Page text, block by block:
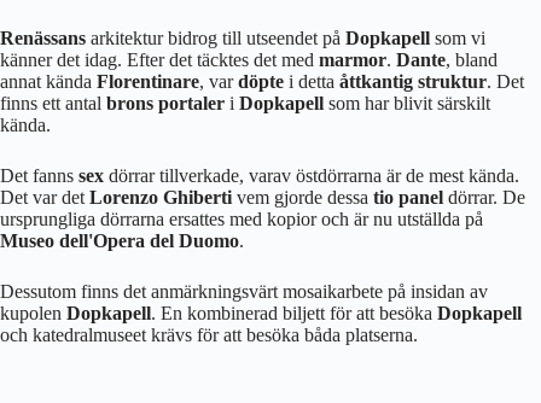
Renässans arkitektur bidrog till utseendet på Dopkapell som vi
känner det idag. Efter det täcktes det med marmor. Dante, bland
annat kända Florentinare, vardöpte i detta åttkantig struktur. Det
finns ett antal brons portaler i Dopkapell som har blivit särskilt
kända.
Det fanns sex dörrar tillverkade, varav östdörrarna är de mest kända.
Det var det Lorenzo Ghiberti vem gjorde dessa tio panel dörrar. De
ursprungliga dörrarna ersattes med kopior och är nu utställda på
Museo dell'Opera del Duomo.
Dessutom finns det anmärkningsvärt mosaikarbete på insidan av
kupolen Dopkapell. En kombinerad biljett för att besöka Dopkapell
och katedralmuseet krävs för att besöka båda platserna.